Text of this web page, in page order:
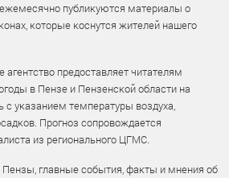
публикуются материалы о
которые коснутся жителей нашего
предоставляет читателям
в Пензе и Пензенской области на
указанием температуры воздуха,
Прогноз сопровождается
из регионального ЦГМС.
Пензы, главные события, факты и мнения об